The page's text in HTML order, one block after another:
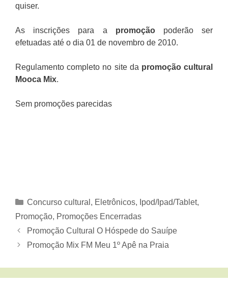
quiser.
As inscrições para a promoçãopoderão ser
efetuadas até o dia 01 de novembro de 2010.
Regulamento completo no site da promoção cultural
Mooca Mix.
Sem promoções parecidas
Categorias
Concurso cultural , Eletrônicos, Ipod/Ipad/Tablet,
Promoção, Promoções Encerradas
Promoção Cultural O Hóspede do Sauípe
Promoção Mix FM Meu 1º Apê na Praia